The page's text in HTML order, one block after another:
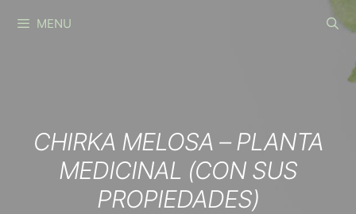
MENU
CHIRKA MELOSA – PLANTA
MEDICINAL (CON SUS
PROPIEDADES)